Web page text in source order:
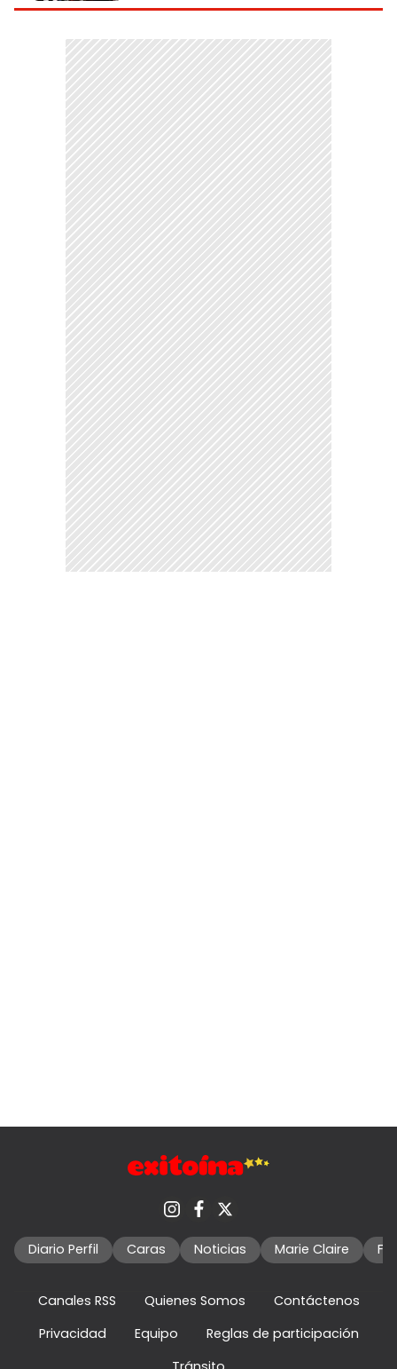
Diario Perfil Caras Noticias Marie Claire
Canales RSS Quienes Somos
Contáctenos
Privacidad
Equipo
Reglas de participación